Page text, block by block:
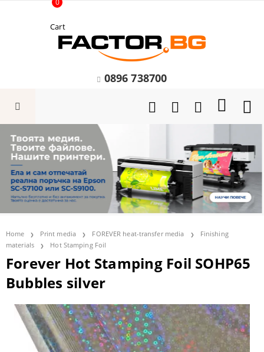
Cart
0
0896 738700
Home Print media FOREVER heat-transfer media
Finishing
materials
Hot Stamping Foil
Forever Hot Stamping Foil SOHP65
Bubbles silver